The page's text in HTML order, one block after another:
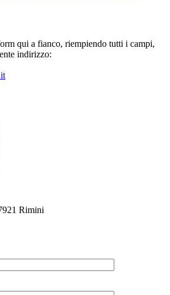
qui a fianco, riempiendo tutti i campi,
indirizzo:
Rimini